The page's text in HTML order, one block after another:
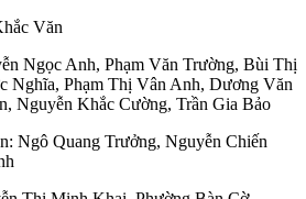
Văn
Ngọc Anh, Phạm Văn Trường, Bùi Thị
Nghĩa, Phạm Thị Vân Anh, Dương Văn
, Nguyễn Khắc Cường, Trần Gia Bảo
Ngô Quang Trưởng, Nguyễn Chiến